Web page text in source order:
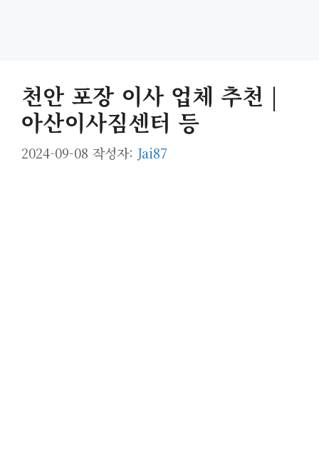
천안 포장 이사 업체 추천 |
아산이사짐센터 등
2024-09-08 작성자: Jai87